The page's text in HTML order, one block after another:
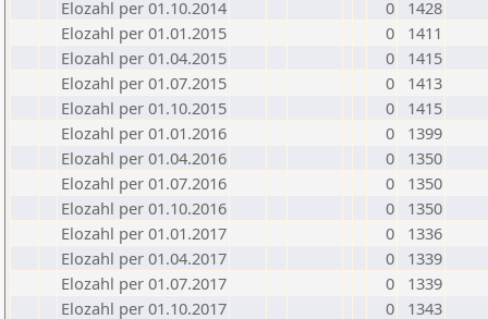
Elozahl per 01.10.2014
0
1428
Elozahl per 01.01.2015
0
1411
Elozahl per 01.04.2015
0
1415
Elozahl per 01.07.2015
0
1413
Elozahl per 01.10.2015
0
1415
Elozahl per 01.01.2016
0
1399
Elozahl per 01.04.2016
0
1350
Elozahl per 01.07.2016
0
1350
Elozahl per 01.10.2016
0
1350
Elozahl per 01.01.2017
0
1336
Elozahl per 01.04.2017
0
1339
Elozahl per 01.07.2017
0
1339
Elozahl per 01.10.2017
0
1343